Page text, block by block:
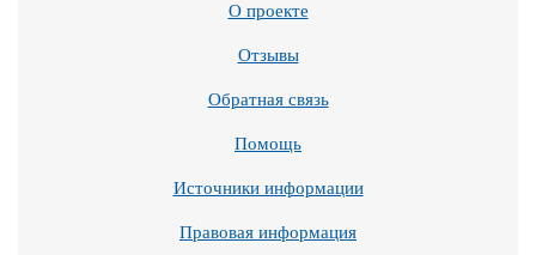
О проекте
Отзывы
Обратная связь
Помощь
Источники информации
Правовая информация